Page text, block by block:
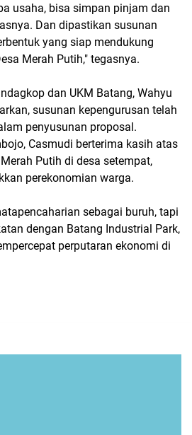
usaha, bisa simpan pinjam dan
Dan dipastikan susunan
yang siap mendukung
Merah Putih," tegasnya.
dan UKM Batang, Wahyu
susunan kepengurusan telah
penyusunan proposal.
Casmudi berterima kasih atas
Putih di desa setempat,
perekonomian warga.
sebagai buruh, tapi
dengan Batang Industrial Park,
perputaran ekonomi di